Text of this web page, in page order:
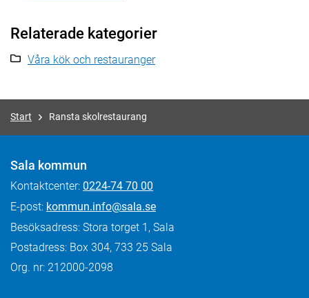
Relaterade kategorier
Våra kök och restauranger
Start Ransta skolrestaurang
Sala kommun
Kontaktcenter: 0224-74 70 00
E-post: kommun.info@sala.se
Besöksadress: Stora torget 1, Sala
Postadress: Box 304, 733 25 Sala
Org. nr: 212000-2098